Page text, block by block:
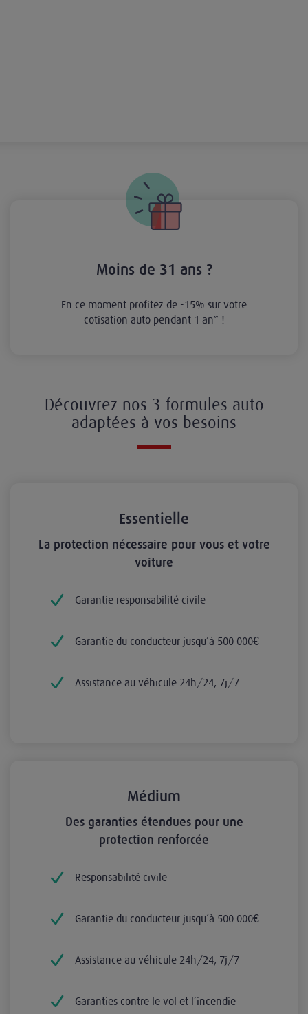
Moins de 31 ans ?
En ce moment profitez de -15% sur votre
cotisation auto pendant 1 an* !
Découvrez nos 3 formules auto
adaptées à vos besoins
Essentielle
La protection nécessaire pour vous et votre
voiture
Garantie responsabilité civile
Garantie du conducteur jusqu’à 500 000€
Assistance au véhicule 24h/24, 7j/7
Médium
Des garanties étendues pour une
protection renforcée
Responsabilité civile
Garantie du conducteur jusqu’à 500 000€
Assistance au véhicule 24h/24, 7j/7
Garanties contre le vol et l’incendie